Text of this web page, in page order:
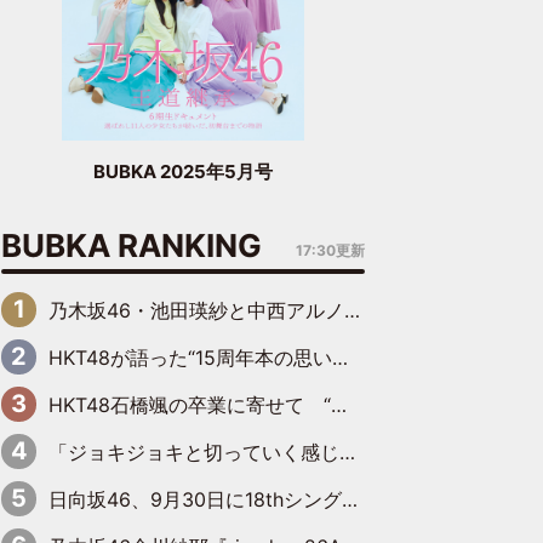
BUBKA 2025年5月号
BUBKA RANKING 17:30更新
乃木坂46・池田瑛紗と中西アルノが「真冬のかき氷」騒動で火花散らす！ 因縁の裏にあるのは、逆境をともに“凌”ぐ似た者同士の絆
HKT48が語った“15周年本の思い出” 大食い特訓・守護霊企画・制服グラビア…盛りだくさんの裏話
HKT48石橋颯の卒業に寄せて “いぶくる”の絆と後輩・龍頭綺音の決意
「ジョキジョキと切っていく感じ」STU48中村舞、新しい挑戦は自らの手で
日向坂46、9月30日に18thシングル『イチャイチャ虫』の発売決定！ フォーメーションは『日向坂で会いましょう』にて発表